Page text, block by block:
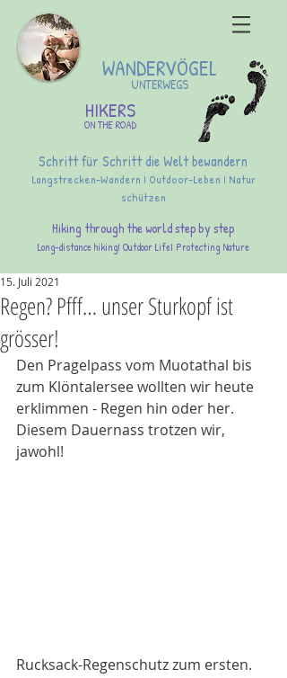
WANDERVÖGEL
UNTERWEGS
HIKERS
ON THE ROAD
Schritt für Schritt die Welt bewandern
Langstrecken-Wandern I Outdoor-Leben I Natur
schützen
Hiking through the world step by step
Long-distance hikingI Outdoor LifeI Protecting Nature
Regen? Pfff… unser Sturkopf ist
grösser!
15. Juli 2021
Den Pragelpass vom Muotathal bis
zum Klöntalersee wollten wir heute
erklimmen - Regen hin oder her.
Diesem Dauernass trotzen wir,
jawohl!
Rucksack-Regenschutz zum ersten.